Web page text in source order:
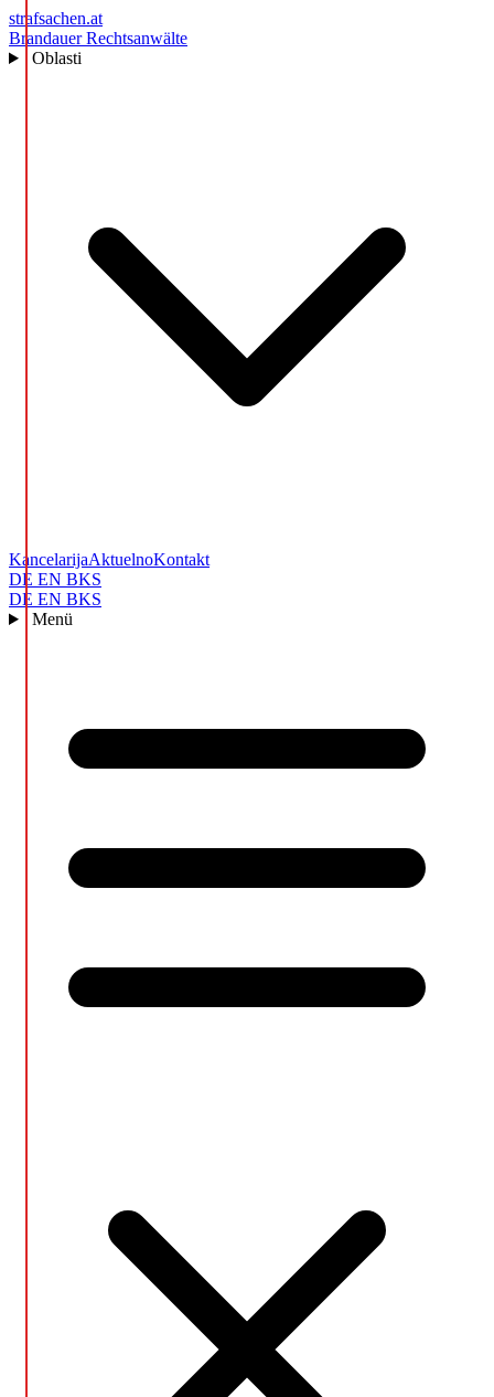
strafsachen.at
Brandauer Rechtsanwälte
Oblasti
KancelarijaAktuelnoKontakt
DE EN BKS
DE EN BKS
Menü